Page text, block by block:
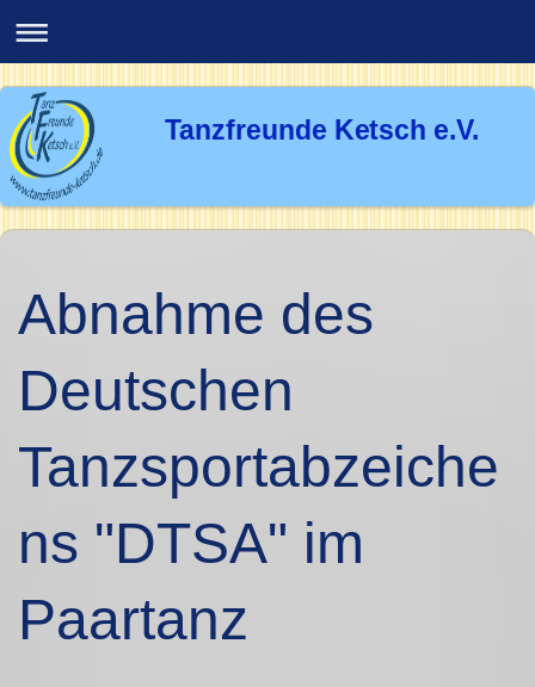
Tanzfreunde Ketsch e.V.
Abnahme des
Deutschen
Tanzsportabzeiche
ns "DTSA" im
Paartanz